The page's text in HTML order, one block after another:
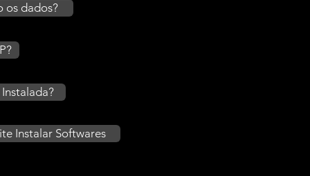
os dados?
Instalar Softwares